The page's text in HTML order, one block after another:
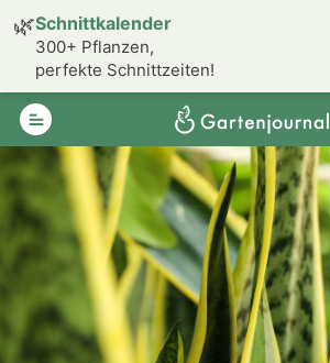
🌿Schnittkalender
300+ Pflanzen,
perfekte Schnittzeiten!